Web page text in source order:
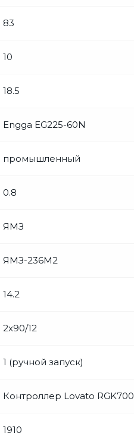
83
10
18.5
Engga EG225-60N
промышленный
0.8
ЯМЗ
ЯМЗ-236М2
14.2
2x90/12
1 (ручной запуск)
Контроллер Lovato RGK700
1910